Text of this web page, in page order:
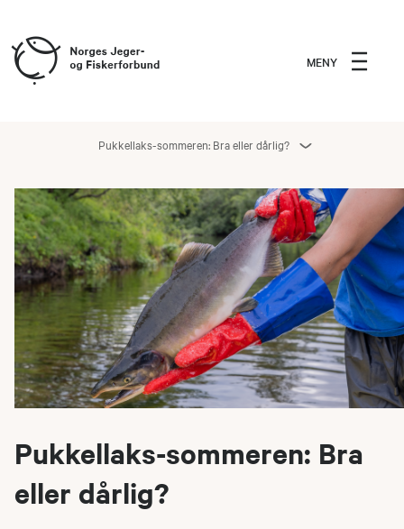
MENY
Pukkellaks-sommeren: Bra eller dårlig?
Pukkellaks-sommeren: Bra
eller dårlig?